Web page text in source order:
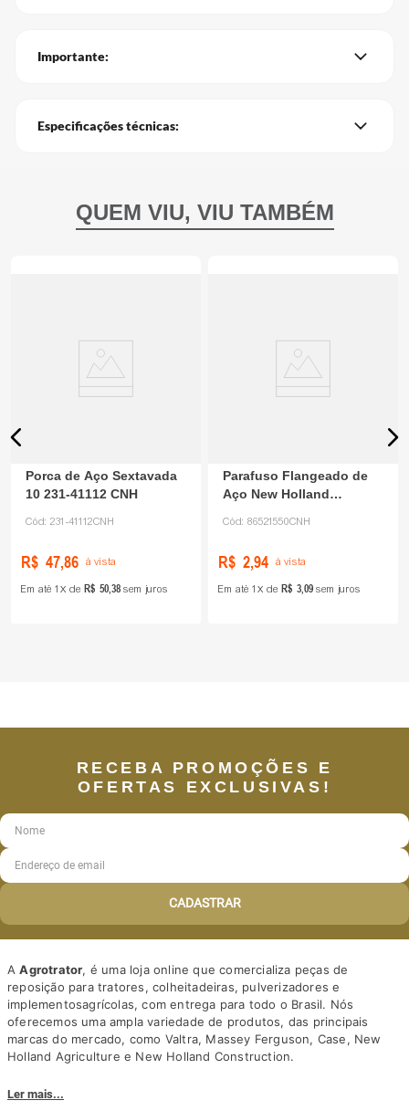
Importante:
Especificações técnicas:
Porca de Aço Sextavada
10 231-41112 CNH
Cód: 231-41112CNH
R$ 47,86 à vista
Em até 1 de R$ 5038 sem juros
Parafuso Flangeado de
Aço New Holland
CNH
Cód: 86521550CNH
R$ 2,94 à vista
Em até 1 de R$ 309 sem juros
RECEBA PROMOÇÕES E
OFERTAS EXCLUSIVAS!
CADASTRAR
AAgrotrator, é uma loja online que comercializa peças de
reposição para tratores, colheitadeiras, pulverizadores e
implementosagrícolas, com entrega para todo o Brasil. Nós
oferecemos uma ampla variedade de produtos, das principais
marcas do mercado, como Valtra, Massey Ferguson, Case, New
Holland Agriculture e New Holland Construction.
competitivos. Nós também oferecemos um atendimento
Ler mais...